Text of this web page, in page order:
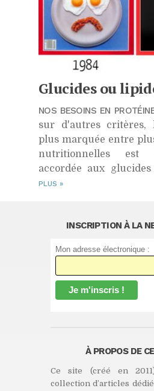
Glucides ou
NOS BESOINS EN
sur d'autres critères,
plus marquée entre
nutritionnelles est
accordée aux
PLUS »
INSCRIPTION À LA
Mon adresse électronique :
À PROPOS DE
Ce site (créé en
collection d’articles